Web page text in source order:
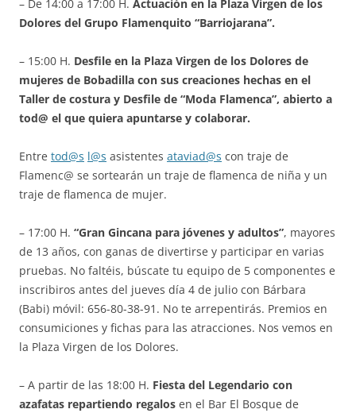
– De 14:00 a 17:00 H. Actuación en la Plaza Virgen de los
Dolores del Grupo Flamenquito “Barriojarana”.
– 15:00 H. Desfile en la Plaza Virgen de los Dolores de
mujeres de Bobadilla con sus creaciones hechas en el
Taller de costura y Desfile de “Moda Flamenca”, abierto a
tod@ el que quiera apuntarse y colaborar.
Entre tod@s l@s asistentes ataviad@s con traje de
Flamenc@ se sortearán un traje de flamenca de niña y un
traje de flamenca de mujer.
– 17:00 H. “Gran Gincana para jóvenes y adultos”, mayores
de 13 años, con ganas de divertirse y participar en varias
pruebas. No faltéis, búscate tu equipo de 5 componentes e
inscribiros antes del jueves día 4 de julio con Bárbara
(Babi) móvil: 656-80-38-91. No te arrepentirás. Premios en
consumiciones y fichas para las atracciones. Nos vemos en
la Plaza Virgen de los Dolores.
– A partir de las 18:00 H. Fiesta del Legendario con
azafatas repartiendo regalos en el Bar El Bosque de